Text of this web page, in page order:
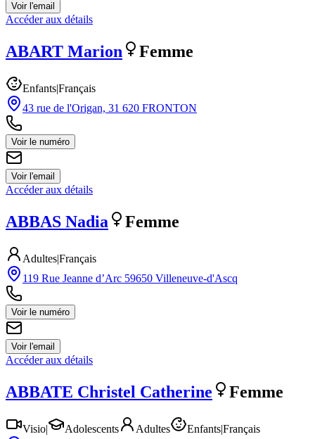
Voir l'email
Accéder aux détails
ABART Marion Femme
Enfants|Français
43 rue de l'Origan, 31 620 FRONTON
Voir le numéro
Voir l'email
Accéder aux détails
ABBAS Nadia Femme
Adultes|Français
119 Rue Jeanne d’Arc 59650 Villeneuve-d'Ascq
Voir le numéro
Voir l'email
Accéder aux détails
ABBATE Christel Catherine Femme
Visio| Adolescents Adultes Enfants|Français